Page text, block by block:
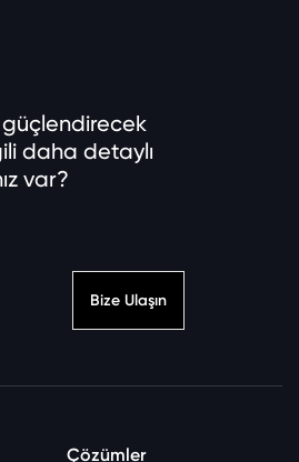
güçlendirecek
daha detaylı
var?
Bize Ulaşın
Çözümler